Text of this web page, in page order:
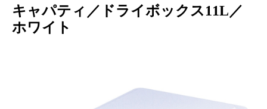
キャパティ／ドライボックス11L／
ホワイト